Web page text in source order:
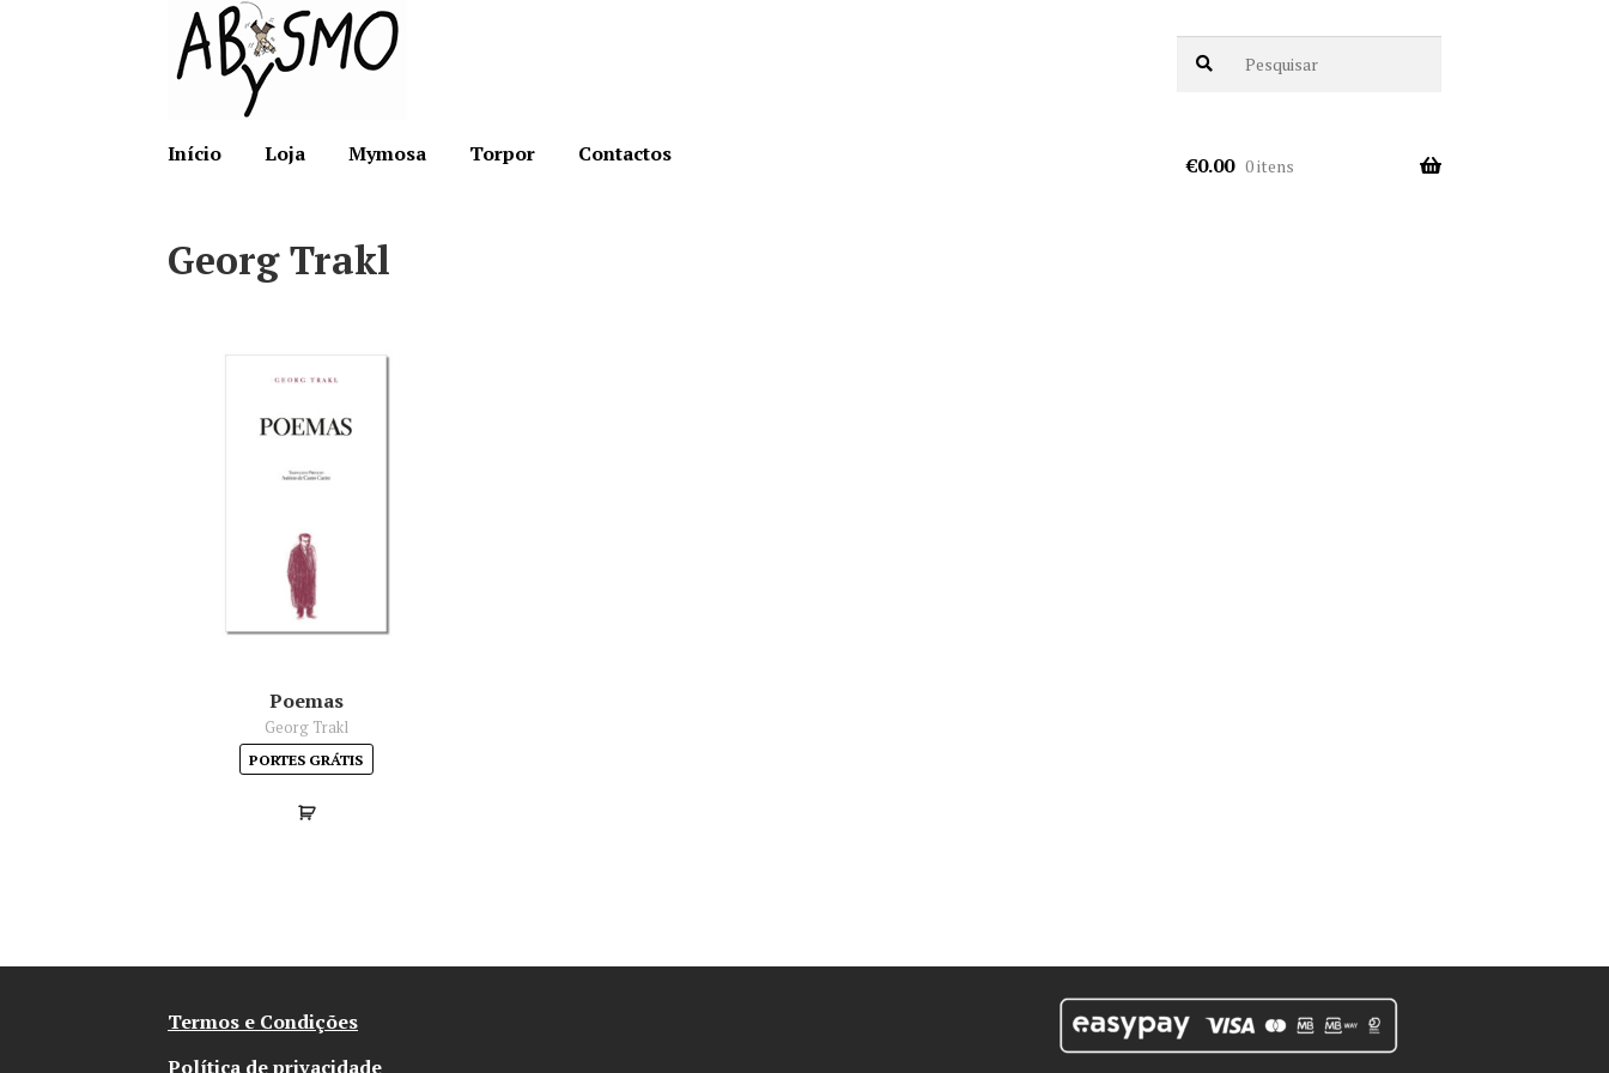
para
a
navegação
Saltar
para
o
conteúdo
Início
Loja Mymosa Torpor Contactos €0.00 0 itens
Georg Trakl
Poemas
Georg Trakl
PORTES GRÁTIS
Termos e Condições
Política de privacidade